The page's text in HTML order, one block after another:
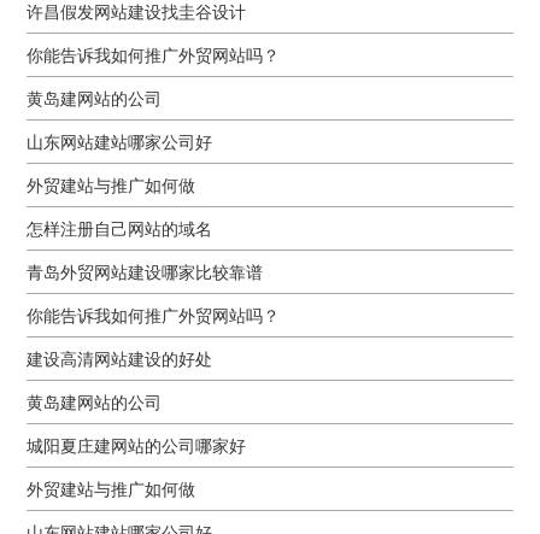
许昌假发网站建设找圭谷设计
你能告诉我如何推广外贸网站吗？
黄岛建网站的公司
山东网站建站哪家公司好
外贸建站与推广如何做
怎样注册自己网站的域名
青岛外贸网站建设哪家比较靠谱
你能告诉我如何推广外贸网站吗？
建设高清网站建设的好处
黄岛建网站的公司
城阳夏庄建网站的公司哪家好
外贸建站与推广如何做